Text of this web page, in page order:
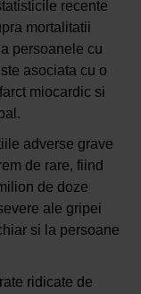
recente
mortalitatii
persoanele cu
asociata cu o
miocardic si
adverse grave
de rare, fiind
de doze
ale gripei
si la persoane
ridicate de